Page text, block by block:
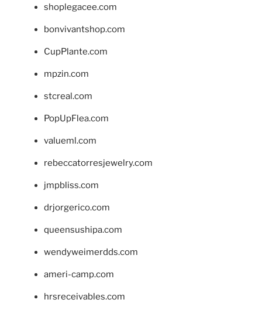
shoplegacee.com
bonvivantshop.com
CupPlante.com
mpzin.com
stcreal.com
PopUpFlea.com
valueml.com
rebeccatorresjewelry.com
jmpbliss.com
drjorgerico.com
queensushipa.com
wendyweimerdds.com
ameri-camp.com
hrsreceivables.com